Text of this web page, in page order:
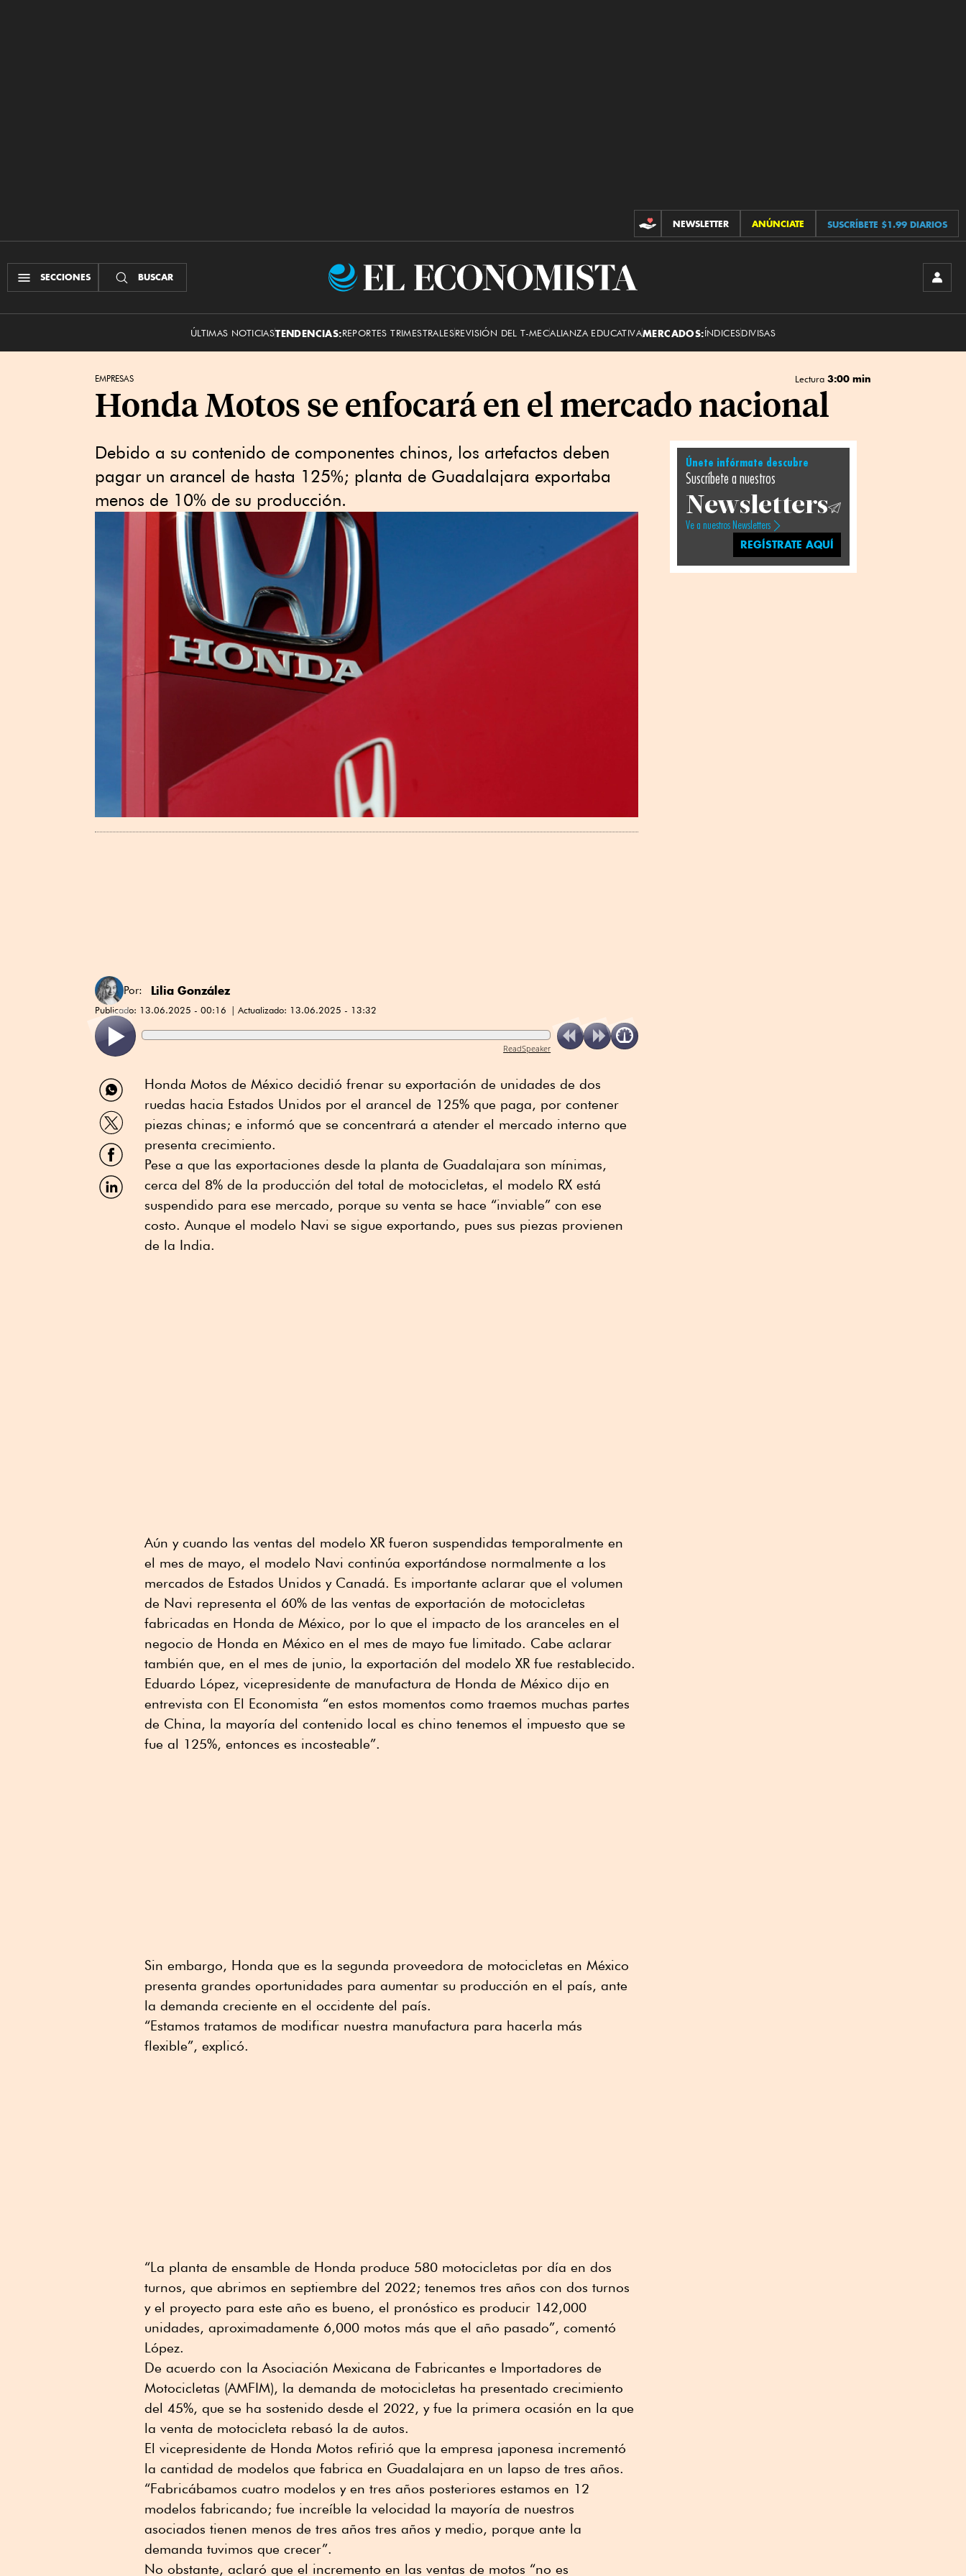
CONTRIBUCIONES
NEWSLETTER ANÚNCIATE SUSCRÍBETE $1.99 DIARIOS
SECCIONES BUSCAR
El
ÚLTIMAS NOTICIASTENDENCIAS:REPORTES TRIMESTRALESREVISIÓN DEL T-MECALIANZA EDUCATIVAMERCADOS:ÍNDICESDIVISAS
EMPRESAS Lectura 3:00 min
Honda Motos se enfocará en el mercado nacional
Debido a su contenido de componentes chinos, los artefactos deben
pagar un arancel de hasta 125%; planta de Guadalajara exportaba
menos de 10% de su producción.
Por: Lilia González
Publicado: 13.06.2025 - 00:16 Actualizado: 13.06.2025 - 13:32
ReadSpeaker
Compartir
por
WhatsApp
Compartir
por
Twitter
Compartir
por
Facebook
Compartir
por
Honda Motos de México decidió frenar su exportación de unidades de dos
ruedas hacia Estados Unidos por el arancel de 125% que paga, por contener
piezas chinas; e informó que se concentrará a atender el mercado interno que
presenta crecimiento.
Pese a que las exportaciones desde la planta de Guadalajara son mínimas,
cerca del 8% de la producción del total de motocicletas, el modelo RX está
suspendido para ese mercado, porque su venta se hace “inviable” con ese
costo. Aunque el modelo Navi se sigue exportando, pues sus piezas provienen
de la India.
Aún y cuando las ventas del modelo XR fueron suspendidas temporalmente en
el mes de mayo, el modelo Navi continúa exportándose normalmente a los
mercados de Estados Unidos y Canadá. Es importante aclarar que el volumen
de Navi representa el 60% de las ventas de exportación de motocicletas
fabricadas en Honda de México, por lo que el impacto de los aranceles en el
negocio de Honda en México en el mes de mayo fue limitado. Cabe aclarar
también que, en el mes de junio, la exportación del modelo XR fue restablecido.
Eduardo López, vicepresidente de manufactura de Honda de México dijo en
entrevista con El Economista “en estos momentos como traemos muchas partes
de China, la mayoría del contenido local es chino tenemos el impuesto que se
fue al 125%, entonces es incosteable”.
Sin embargo, Honda que es la segunda proveedora de motocicletas en México
presenta grandes oportunidades para aumentar su producción en el país, ante
la demanda creciente en el occidente del país.
“Estamos tratamos de modificar nuestra manufactura para hacerla más
flexible”, explicó.
“La planta de ensamble de Honda produce 580 motocicletas por día en dos
turnos, que abrimos en septiembre del 2022; tenemos tres años con dos turnos
y el proyecto para este año es bueno, el pronóstico es producir 142,000
unidades, aproximadamente 6,000 motos más que el año pasado”, comentó
López.
De acuerdo con la Asociación Mexicana de Fabricantes e Importadores de
Motocicletas (AMFIM), la demanda de motocicletas ha presentado crecimiento
del 45%, que se ha sostenido desde el 2022, y fue la primera ocasión en la que
la venta de motocicleta rebasó la de autos.
El vicepresidente de Honda Motos refirió que la empresa japonesa incrementó
la cantidad de modelos que fabrica en Guadalajara en un lapso de tres años.
“Fabricábamos cuatro modelos y en tres años posteriores estamos en 12
modelos fabricando; fue increíble la velocidad la mayoría de nuestros
asociados tienen menos de tres años tres años y medio, porque ante la
demanda tuvimos que crecer”.
No obstante, aclaró que el incremento en las ventas de motos “no es
Únete infórmate descubre
Suscríbete a nuestros
Newsletters
Ve a nuestros Newsletters
REGÍSTRATE AQUÍ